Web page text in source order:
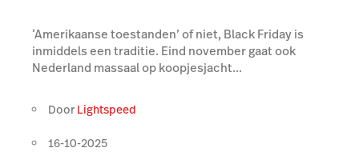
‘Amerikaanse toestanden’ of niet, Black Friday is
inmiddels een traditie. Eind november gaat ook
Nederland massaal op koopjesjacht...
Door Lightspeed
16-10-2025